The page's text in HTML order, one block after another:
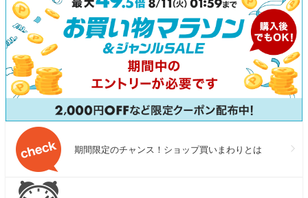
期間限定のチャンス！ショップ買いまわりとは